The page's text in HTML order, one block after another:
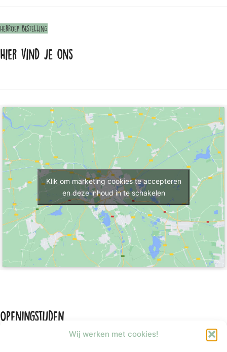
Wij werken met cookies!
Herroep bestelling
Hier vind je ons
Klik om marketing cookies te accepteren
en deze inhoud in te schakelen
Openingstijden